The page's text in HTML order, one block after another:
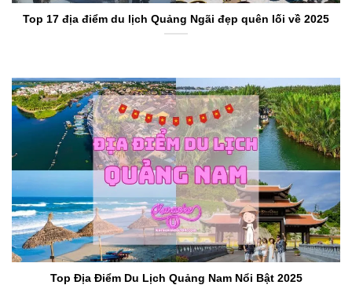
Top 17 địa điểm du lịch Quảng Ngãi đẹp quên lối về 2025
Top Địa Điểm Du Lịch Quảng Nam Nổi Bật 2025